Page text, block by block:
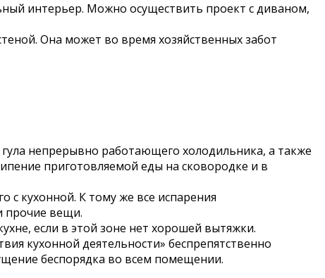
интерьер. Можно осуществить проект с диваном,
Она может во время хозяйственных забот
непрерывно работающего холодильника, а также
приготовляемой еды на сковородке и в
с кухонной. К тому же все испарения
прочие вещи.
если в этой зоне нет хорошей вытяжки.
кухонной деятельности» беспрепятственно
беспорядка во всем помещении.